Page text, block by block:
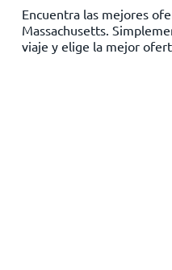
Encuentra las mejores
Massachusetts.
viaje y elige la mejor